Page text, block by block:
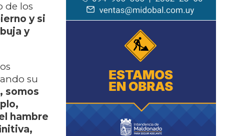
de los
y si
y
su
somos
hambre